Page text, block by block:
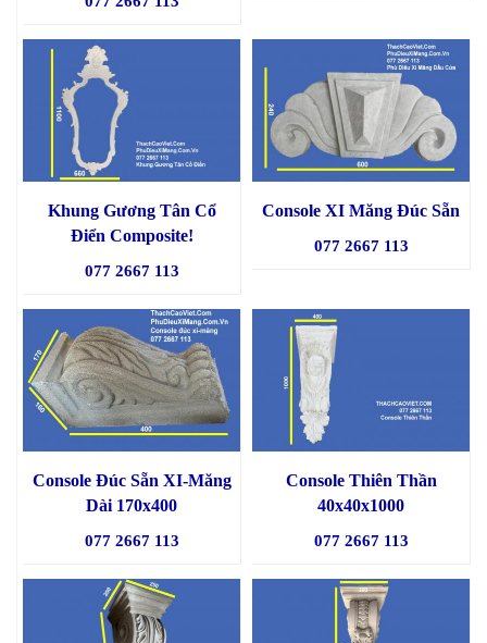
Khung Gương Tân Cổ
Điển Composite!
077 2667 113
Console XI Măng Đúc Sẵn
077 2667 113
Console Đúc Sẵn XI-Măng
Dài 170x400
077 2667 113
Console Thiên Thần
40x40x1000
077 2667 113